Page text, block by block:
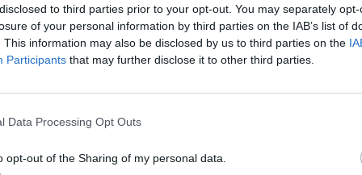
to third parties prior to your opt-out. You may separately
of your personal information by third parties on the IAB’s list of
This information may also be disclosed by us to third parties on the
Participants that may further disclose it to other third parties.
Data Processing Opt Outs
opt-out of the Sharing of my personal data.
Escuela Itinerante de la Música(EIM),
per profunditzar en solucions immersives
Després de Denium, amb una idea més
formalitzat (Barboza juntament amb
programa d'incubació deBarcelona Activaper
immersives, solucioni la manca
molts músics.